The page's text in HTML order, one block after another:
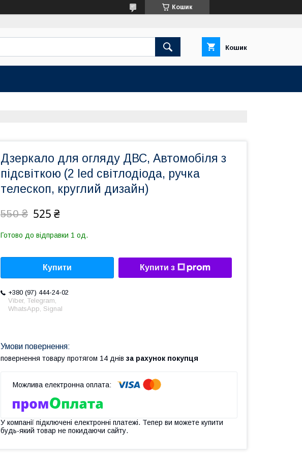
Кошик
Кошик
Дзеркало для огляду ДВС, Автомобіля з
підсвіткою (2 Ied світлодіода, ручка
телескоп, круглий дизайн)
550 ₴ 525 ₴
Готово до відправки 1 од.
Купити Купити з
+380 (97) 444-24-02
Viber, Telegram,
WhatsApp, Signal
повернення товару протягом 14 днів за рахунок покупця
У компанії підключені електронні платежі. Тепер ви можете купити
будь-який товар не покидаючи сайту.